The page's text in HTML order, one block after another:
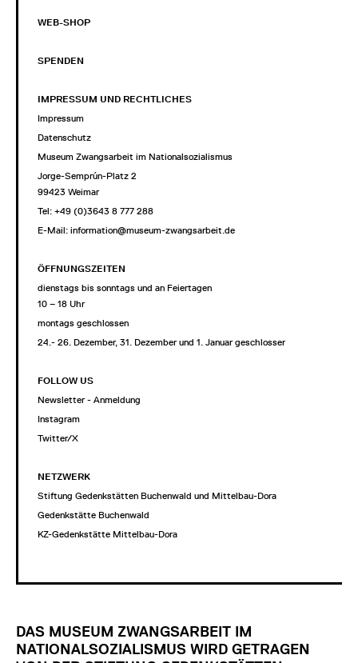
WEB-SHOP
SPENDEN
IMPRESSUM UND RECHTLICHES
Impressum
Datenschutz
Museum Zwangsarbeit im Nationalsozialismus
Jorge-Semprún-Platz 2
99423 Weimar
Tel: +49 (0)3643 8 777 288
E-Mail: information@museum-zwangsarbeit.de
ÖFFNUNGSZEITEN
dienstags bis sonntags und an Feiertagen
10 – 18 Uhr
montags geschlossen
24.- 26. Dezember, 31. Dezember und 1. Januar geschlossen
FOLLOW US
Newsletter - Anmeldung
Instagram
Twitter/X
NETZWERK
Stiftung Gedenkstätten Buchenwald und Mittelbau-Dora
Gedenkstätte Buchenwald
KZ-Gedenkstätte Mittelbau-Dora
DAS MUSEUM ZWANGSARBEIT IM
NATIONALSOZIALISMUS WIRD GETRAGEN